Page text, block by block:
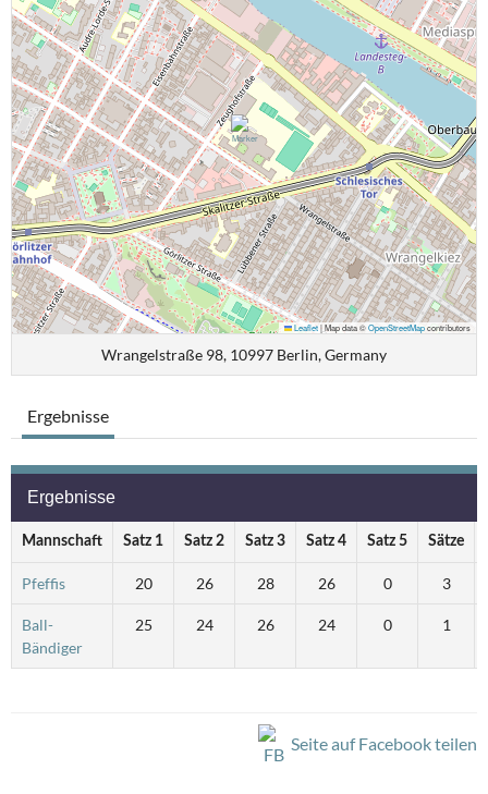
Leaflet|Map data ©OpenStreetMapcontributors
Wrangelstraße 98, 10997 Berlin, Germany
Ergebnisse
Ergebnisse
Mannschaft Satz 1 Satz 2 Satz 3 Satz 4 Satz 5 Sätze
Pfeffis 20 26 28 26 0 3
Ball-
Bändiger
25 24 26 24 0 1
Seite auf Facebook teilen